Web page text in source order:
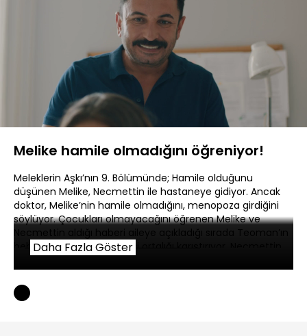
Sesi
Aç
Yüklendi
13.74%
Oynatma
Hızı
Melike hamile olmadığını öğreniyor!
Meleklerin Aşkı’nın 9. Bölümünde; Hamile olduğunu
düşünen Melike, Necmettin ile hastaneye gidiyor. Ancak
doktor, Melike’nin hamile olmadığını, menopoza girdiğini
söylüyor. Çocukları olmayacağını öğrenen Melike ve
Necmettin aldığı haberi aileye açıkladığı sırada Teoman’ın
bebek hediyesiyle gelmesi ortalığı karıştırıyor. Necmettin
Daha Fazla Göster